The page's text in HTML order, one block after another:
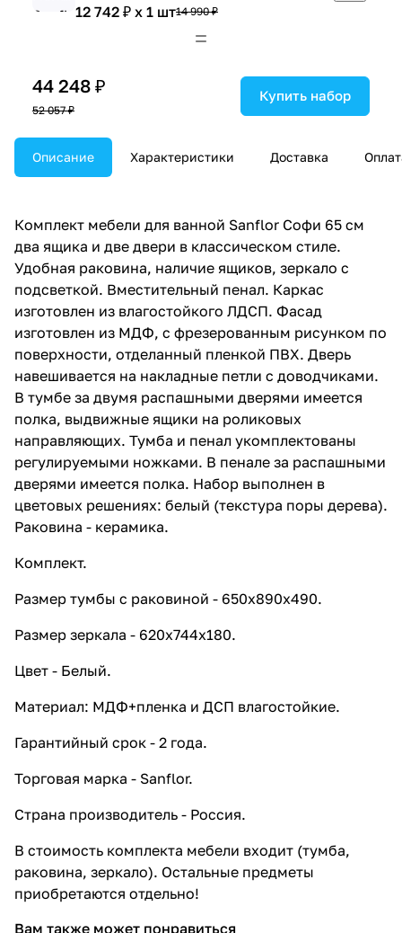
12 742 ₽ x 1 шт14 990 ₽
44 248 ₽
52 057 ₽
Купить набор
Описание Характеристики Доставка
Комплект мебели для ванной Sanflor Софи 65 см
два ящика и две двери в классическом стиле.
Удобная раковина, наличие ящиков, зеркало с
подсветкой. Вместительный пенал. Каркас
изготовлен из влагостойкого ЛДСП. Фасад
изготовлен из МДФ, с фрезерованным рисунком по
поверхности, отделанный пленкой ПВХ. Дверь
навешивается на накладные петли с доводчиками.
В тумбе за двумя распашными дверями имеется
полка, выдвижные ящики на роликовых
направляющих. Тумба и пенал укомплектованы
регулируемыми ножками. В пенале за распашными
дверями имеется полка. Набор выполнен в
цветовых решениях: белый (текстура поры дерева).
Раковина - керамика.
Комплект.
Размер тумбы с раковиной - 650х890х490.
Размер зеркала - 620х744х180.
Цвет - Белый.
Материал: МДФ+пленка и ДСП влагостойкие.
Гарантийный срок - 2 года.
Торговая марка - Sanflor.
Страна производитель - Россия.
В стоимость комплекта мебели входит (тумба,
раковина, зеркало). Остальные предметы
приобретаются отдельно!
Вам также может понравиться